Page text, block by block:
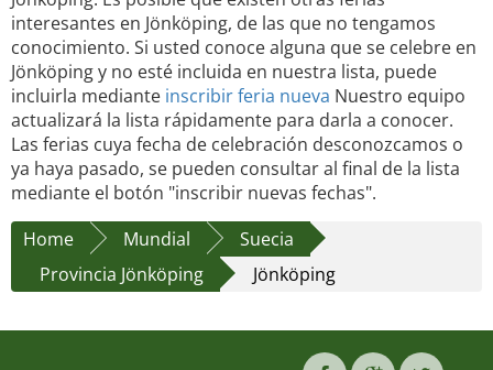
interesantes en Jönköping, de las que no tengamos
conocimiento. Si usted conoce alguna que se celebre en
Jönköping y no esté incluida en nuestra lista, puede
incluirla mediante inscribir feria nueva Nuestro equipo
actualizará la lista rápidamente para darla a conocer.
Las ferias cuya fecha de celebración desconozcamos o
ya haya pasado, se pueden consultar al final de la lista
mediante el botón "inscribir nuevas fechas".
Home
Mundial
Suecia
Provincia Jönköping
Jönköping